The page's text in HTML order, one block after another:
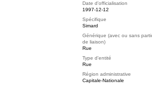
Date d'officialisation
1997-12-12
Spécifique
Simard
Générique (avec ou sans
de liaison)
Rue
Type d'entité
Rue
Région administrative
Capitale-Nationale